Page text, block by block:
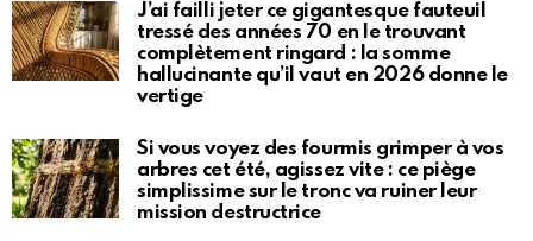
J’ai failli jeter ce gigantesque fauteuil
tressé des années 70 en le trouvant
complètement ringard : la somme
hallucinante qu’il vaut en 2026 donne le
vertige
Si vous voyez des fourmis grimper à vos
arbres cet été, agissez vite : ce piège
simplissime sur le tronc va ruiner leur
mission destructrice